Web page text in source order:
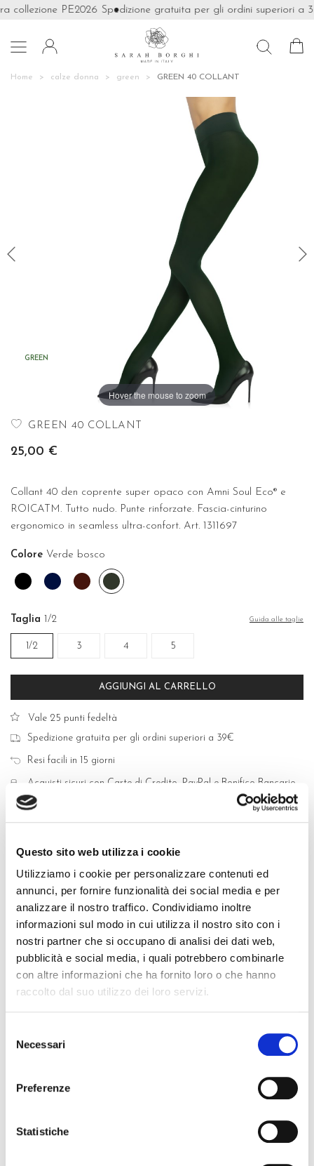
Questo sito web utilizza i cookie
Utilizziamo i cookie per personalizzare contenuti ed
annunci, per fornire funzionalità dei social media e per
analizzare il nostro traffico. Condividiamo inoltre
informazioni sul modo in cui utilizza il nostro sito con i
nostri partner che si occupano di analisi dei dati web,
pubblicità e social media, i quali potrebbero combinarle
con altre informazioni che ha fornito loro o che hanno
raccolto dal suo utilizzo dei loro servizi.
delNecessari
Preferenze
Statistiche
collezione PE2026 Spedizione gratuita per gli ordini superiori a

Home calze donna green GREEN 40 COLLANT
GREEN
Hover the mouse to zoom
GREEN 40 COLLANT
25,00 €
Collant 40 den coprente super opaco con Amni Soul Eco® e
ROICATM. Tutto nudo. Punte rinforzate. Fascia-cinturino
ergonomico in seamless ultra-confort. Art. 1311697
Colore Verde bosco
Nero Blu BordeauxVerde
bosco
Taglia 1/2 Guida alle taglie
1/2 3 4 5
AGGIUNGI AL CARRELLO
Vale 25 punti fedeltà
Spedizione gratuita per gli ordini superiori a 39€
Resi facili in 15 giorni
Acquisti sicuri con Carte di Credito, PayPal e Bonifico Bancario
QUALITÀ MADE IN ITALY
COMPOSIZIONE E LAVAGGIO
GUIDA ALLE TAGLIE
POTREBBERO PIACERTI ANCHE